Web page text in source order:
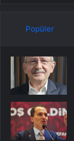
Popüler